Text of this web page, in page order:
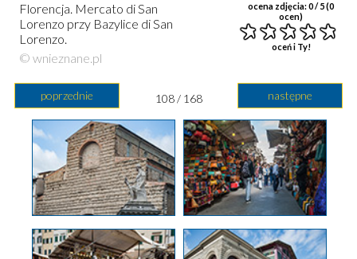
ocena zdjęcia:0/ 5 (0
ocen)
oceń i Ty!
Florencja. Mercato di San
Lorenzo przy Bazylice di San
Lorenzo.
© wnieznane.pl
poprzednie następne
108 / 168